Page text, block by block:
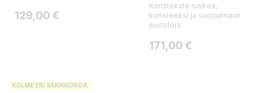
Hinta
129,00 €
Koristekate ruskea,
koristeeksi ja suojaamaan
juuristoja.
Hinta
171,00 €
KOLME ERI SÄKKIKOKOA